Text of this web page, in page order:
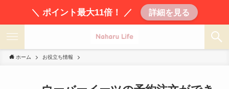
＼ ポイント最大11倍！ ／ 詳細を見る
ホーム お役立ち情報